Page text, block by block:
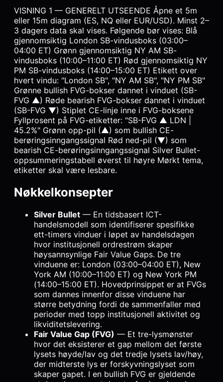
VISNING 1 — GENERELT UTSEENDE Åpne et 5m
eller 15m diagram (ES, NQ eller EUR/USD). Minst 2–
3 dagers data skal vises. Følgende bør vises: Blå
gjennomsiktig London SB-vindusboks (03:00–
04:00 ET) Grønn gjennomsiktig NY AM SB-
vindusboks (10:00–11:00 ET) Rød gjennomsiktig NY
PM SB-vindusboks (14:00–15:00 ET) Etikett over
hvert vindu: "London SB", "NY AM SB", "NY PM SB"
Grønne bullish FVG-bokser dannet i vinduet (SB-
FVG ▲) Røde bearish FVG-bokser dannet i vinduet
(SB-FVG ▼) Stiplet CE-linje inne i FVG-boksene
Fyllprosent på FVG-etiketter: "SB-FVG ▲ LDN |
45.2%" Grønn opp-pil (▲) som bullish CE-
berøringsinngangssignal Rød ned-pil (▼) som
bearish CE-berøringsinngangssignal Silver Bullet-
oppsummeringstabell øverst til høyre Mørkt tema,
etiketter skal være lesbare.
Nøkkelkonsepter
Silver Bullet — En tidsbasert ICT-
handelsmodell som identifiserer spesifikke
ett-timers vinduer i løpet av handelsdagen
hvor institusjonell ordrestrøm skaper
høysannsynlige Fair Value Gaps. De tre
vinduene er: London (03:00–04:00 ET), New
York AM (10:00–11:00 ET) og New York PM
(14:00–15:00 ET). Hovedprinsippet er at FVGs
som dannes innenfor disse vinduene har
større betydning fordi de sammenfaller med
perioder med topp institusjonell aktivitet og
likviditetslevering.
Fair Value Gap (FVG) — Et tre-lysmønster
hvor det eksisterer et gap mellom det første
lysets høyde/lav og det tredje lysets lav/høy,
der midterste lys er forskyvningslyset som
skaper gapet. I en bullish FVG er gjeldende